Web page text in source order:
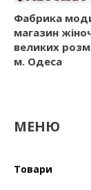
Фабрика
магазин
великих
м. Одеса
Товари